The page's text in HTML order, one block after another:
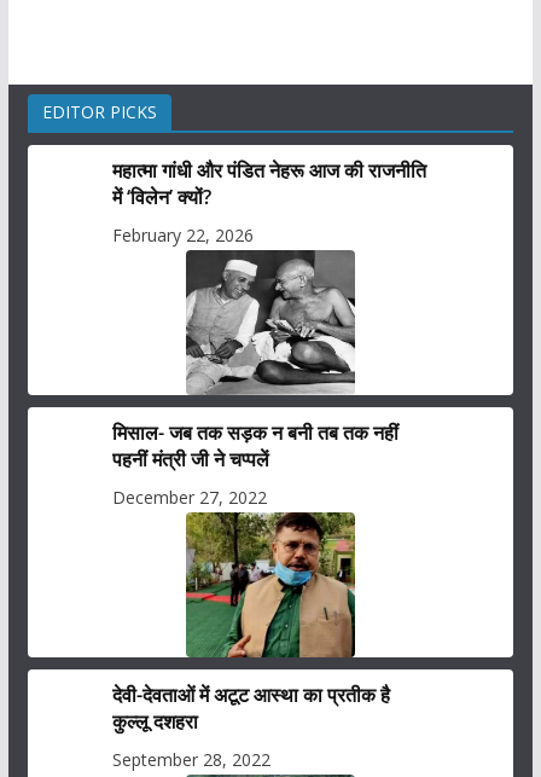
EDITOR PICKS
महात्मा गांधी और पंडित नेहरू आज की राजनीति
में ‘विलेन’ क्यों?
February 22, 2026
मिसाल- जब तक सड़क न बनी तब तक नहीं
पहनीं मंत्री जी ने चप्पलें
December 27, 2022
देवी-देवताओं में अटूट आस्था का प्रतीक है
कुल्लू दशहरा
September 28, 2022